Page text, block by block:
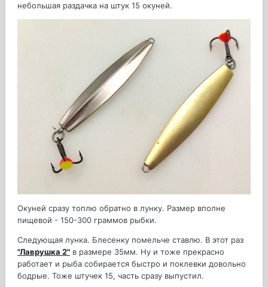
небольшая раздачка на штук 15 окуней.
Окуней сразу топлю обратно в лунку. Размер вполне
пищевой - 150-300 граммов рыбки.
Следующая лунка. Блесенку помельче ставлю. В этот раз
"Лаврушка 2" в размере 35мм. Ну и тоже прекрасно
работает и рыба собирается быстро и поклевки довольно
бодрые. Тоже штучек 15, часть сразу выпустил.